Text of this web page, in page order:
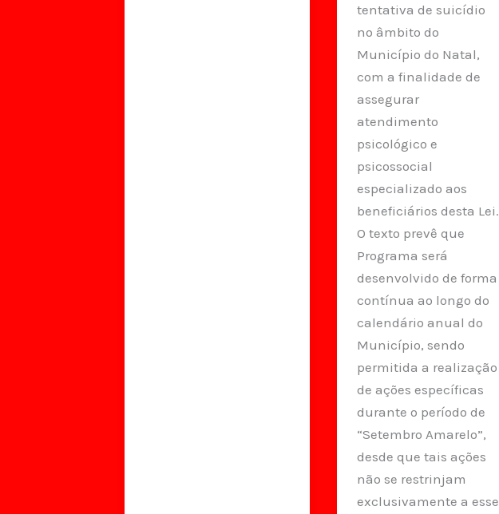
tentativa de suicídio
no âmbito do
Município do Natal,
com a finalidade de
assegurar
atendimento
psicológico e
psicossocial
especializado aos
beneficiários desta Lei.
O texto prevê que
Programa será
desenvolvido de forma
contínua ao longo do
calendário anual do
Município, sendo
permitida a realização
de ações específicas
durante o período de
“Setembro Amarelo”,
desde que tais ações
não se restrinjam
exclusivamente a esse